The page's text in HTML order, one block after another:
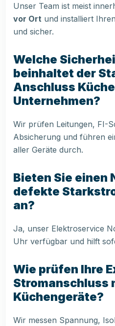
Unser Team ist meist
vor Ort und installiert
und sicher.
Welche
beinhaltet der
Anschluss
Unternehmen?
Wir prüfen Leitungen, FI-
Absicherung und führen
aller Geräte durch.
Bieten Sie einen
defekte
an?
Ja, unser Elektroservice
Uhr verfügbar und hilft
Wie prüfen Ihre
Stromanschluss
Küchengeräte?
Wir messen Spannung,